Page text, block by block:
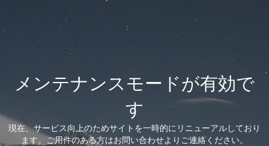
メンテナンスモードが有効で
す
現在、サービス向上のためサイトを一時的にリニューアルしており
ます。ご用件のある方はお問い合わせよりご連絡ください。